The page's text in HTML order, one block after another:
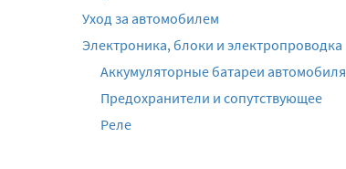
Уход за автомобилем
Электроника, блоки и электропроводка
Аккумуляторные батареи автомобиля
Предохранители и сопутствующее
Реле